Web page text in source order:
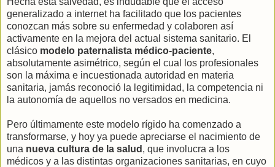
generalizado a internet ha facilitado que los pacientes
conozcan más sobre su enfermedad y colaboren así
activamente en la mejora del actual sistema sanitario. El
clásico modelo paternalista médico-paciente,
absolutamente asimétrico, según el cual los profesionales
son la máxima e incuestionada autoridad en materia
sanitaria, jamás reconoció la legitimidad, la competencia ni
la autonomía de aquellos no versados en medicina.
Pero últimamente este modelo rígido ha comenzado a
transformarse, y hoy ya puede apreciarse el nacimiento de
una nueva cultura de la salud , que involucra a los
médicos y a las distintas organizaciones sanitarias, en cuyo